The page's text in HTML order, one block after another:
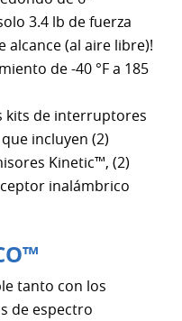
3.4 lb de fuerza
alcance (al aire libre)!
de -40 °F a 185
kits de interruptores
incluyen (2)
Kinetic™, (2)
inalámbrico
tanto con los
de espectro